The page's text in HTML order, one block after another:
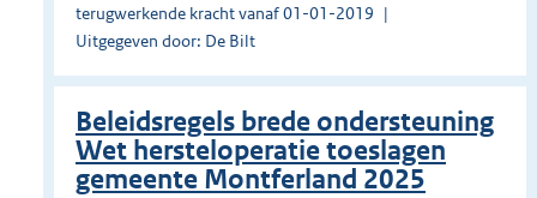
terugwerkende kracht vanaf 01-01-2019
Uitgegeven door: De Bilt
Beleidsregels brede ondersteuning
Wet hersteloperatie toeslagen
gemeente Montferland 2025